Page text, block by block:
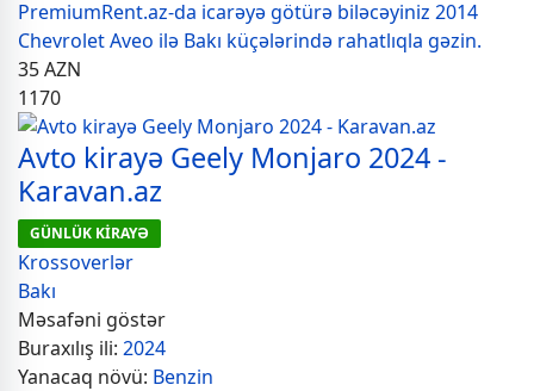
PremiumRent.az-da icarəyə götürə biləcəyiniz 2014
Chevrolet Aveo ilə Bakı küçələrində rahatlıqla gəzin.
35AZN
1170
Avto kirayə Geely Monjaro 2024 -
Karavan.az
GÜNLÜK KİRAYƏ
Krossoverlər
Bakı
Məsafəni göstər
Buraxılış ili: 2024
Yanacaq növü: Benzin